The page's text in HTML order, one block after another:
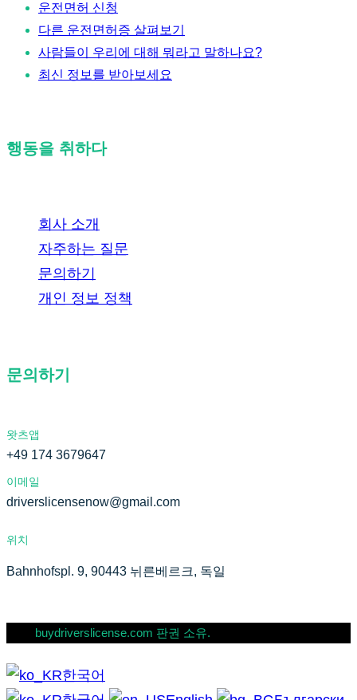
운전면허 신청
다른 운전면허증 살펴보기
사람들이 우리에 대해 뭐라고 말하나요?
최신 정보를 받아보세요
행동을 취하다
회사 소개
자주하는 질문
문의하기
개인 정보 정책
문의하기
왓츠앱
+49 174 3679647
이메일
driverslicensenow@gmail.com
위치
Bahnhofspl. 9, 90443 뉘른베르크, 독일
buydriverslicense.com 판권 소유.
한국어